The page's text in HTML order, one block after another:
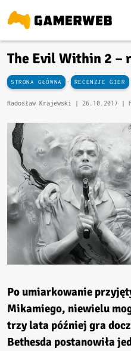
The Evil Within 2 –
STRONA GŁÓWNA - RECENZJE GIER
Radosław Krajewski | 26.10.2017 |
Po umiarkowanie
Mikamiego, niewielu
trzy lata później gra
Bethesda postanowiła